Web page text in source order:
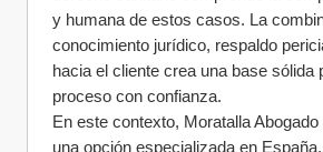
y humana de estos casos. La
conocimiento jurídico, respaldo
hacia el cliente crea una base sólida
proceso con confianza.
En este contexto, Moratalla
una opción especializada en